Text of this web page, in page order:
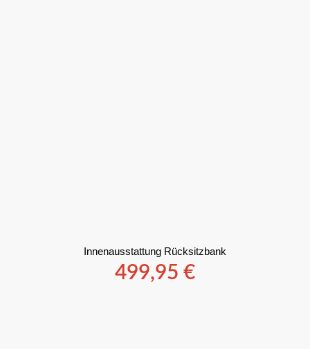
Innenausstattung Rücksitzbank
499,95 €